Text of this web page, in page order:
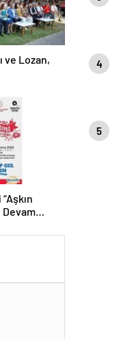
ve Lozan,
Devam
4
5